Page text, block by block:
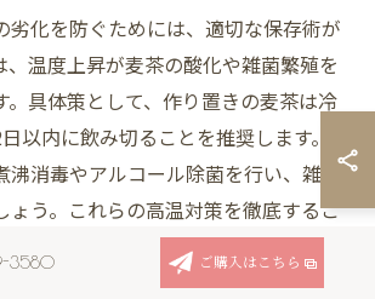
劣化を防ぐためには、適切な保存術が
、温度上昇が麦茶の酸化や雑菌繁殖を
。具体策として、作り置きの麦茶は冷
以内に飲み切ることを推奨します。ま
沸消毒やアルコール除菌を行い、雑菌
ょう。これらの高温対策を徹底するこ
と安全性を長期間維持できます。
3580 ご購入はこちら